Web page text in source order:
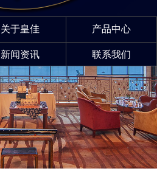
关于皇佳 产品中心
新闻资讯 联系我们